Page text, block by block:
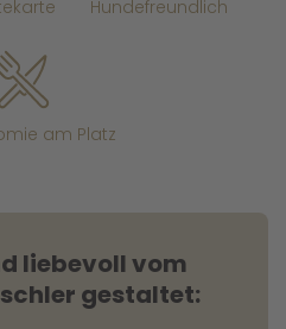
Hundefreundlich
am Platz
liebevoll vom
gestaltet: